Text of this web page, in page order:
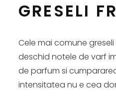
GRESELI
Cele mai comune
deschid notele de varf
de parfum si
intensitatea nu e cea